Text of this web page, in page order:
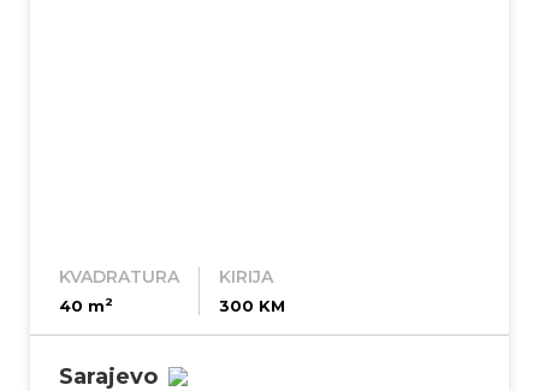
KVADRATURA
40 m2
KIRIJA
300 KM
Sarajevo